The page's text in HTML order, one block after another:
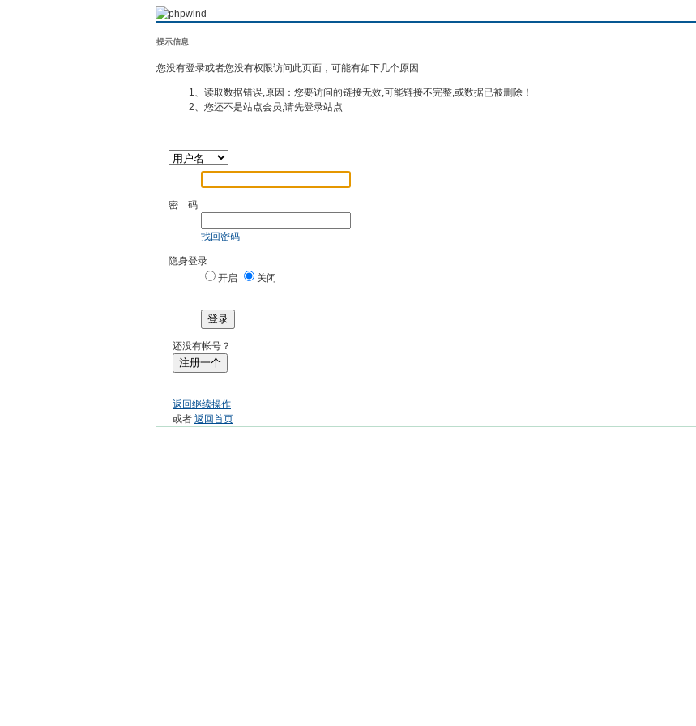
提示信息
您没有登录或者您没有权限访问此页面，可能有如下几个原因
1、读取数据错误,原因：您要访问的链接无效,可能链接不完整,或数据已被删除！
2、您还不是站点会员,请先登录站点
密 码
找回密码
隐身登录
开启
关闭
登录
还没有帐号？
注册一个
返回继续操作
或者 返回首页